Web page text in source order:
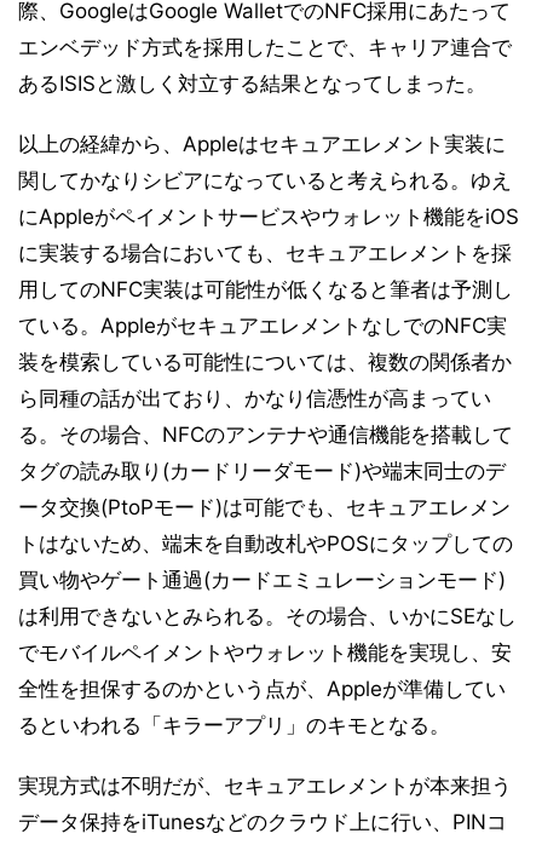
際、GoogleはGoogle WalletでのNFC採用にあたって
エンベデッド方式を採用したことで、キャリア連合で
あるISISと激しく対立する結果となってしまった。
以上の経緯から、Appleはセキュアエレメント実装に
関してかなりシビアになっていると考えられる。ゆえ
にAppleがペイメントサービスやウォレット機能をiOS
に実装する場合においても、セキュアエレメントを採
用してのNFC実装は可能性が低くなると筆者は予測し
ている。AppleがセキュアエレメントなしでのNFC実
装を模索している可能性については、複数の関係者か
ら同種の話が出ており、かなり信憑性が高まってい
る。その場合、NFCのアンテナや通信機能を搭載して
タグの読み取り(カードリーダモード)や端末同士のデ
ータ交換(PtoPモード)は可能でも、セキュアエレメン
トはないため、端末を自動改札やPOSにタップしての
買い物やゲート通過(カードエミュレーションモード)
は利用できないとみられる。その場合、いかにSEなし
でモバイルペイメントやウォレット機能を実現し、安
全性を担保するのかという点が、Appleが準備してい
るといわれる「キラーアプリ」のキモとなる。
実現方式は不明だが、セキュアエレメントが本来担う
データ保持をiTunesなどのクラウド上に行い、PINコ